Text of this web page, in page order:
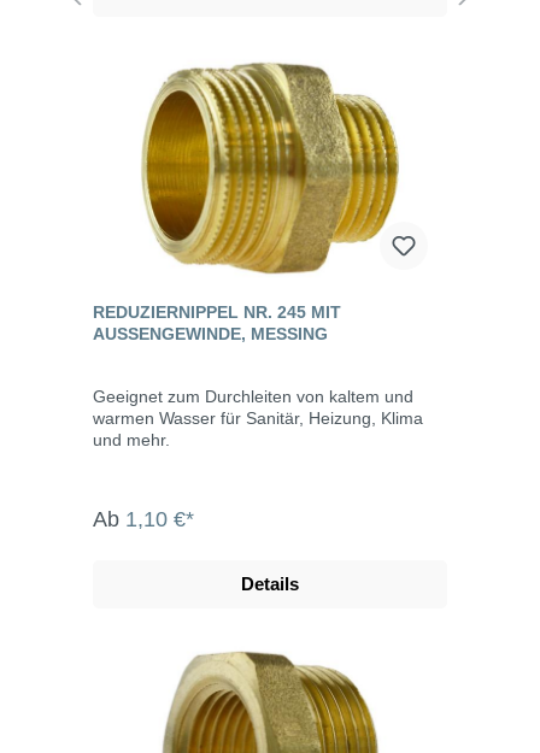
REDUZIERNIPPEL NR. 245 MIT
AUSSENGEWINDE, MESSING
Geeignet zum Durchleiten von kaltem und
warmen Wasser für Sanitär, Heizung, Klima
und mehr.
Ab 1,10 €*
Details